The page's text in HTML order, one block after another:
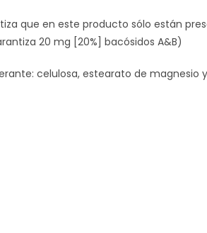
que en este producto sólo están
20 mg [20%] bacósidos A&B)
celulosa, estearato de magnesio